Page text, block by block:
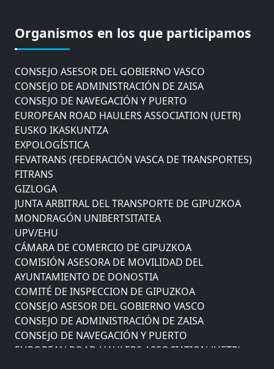
Organismos en los que participamos
COMISIÓN ASESORA DE MOVILIDAD DEL
AYUNTAMIENTO DE DONOSTIA
COMITÉ DE INSPECCION DE GIPUZKOA
CONSEJO ASESOR DEL GOBIERNO VASCO
CONSEJO DE ADMINISTRACIÓN DE ZAISA
CONSEJO DE NAVEGACIÓN Y PUERTO
EUROPEAN ROAD HAULERS ASSOCIATION (UETR)
EUSKO IKASKUNTZA
EXPOLOGÍSTICA
FEVATRANS (FEDERACIÓN VASCA DE TRANSPORTES)
FITRANS
GIZLOGA
JUNTA ARBITRAL DEL TRANSPORTE DE GIPUZKOA
MONDRAGÓN UNIBERTSITATEA
UPV/EHU
CÁMARA DE COMERCIO DE GIPUZKOA
COMISIÓN ASESORA DE MOVILIDAD DEL
AYUNTAMIENTO DE DONOSTIA
COMITÉ DE INSPECCION DE GIPUZKOA
CONSEJO ASESOR DEL GOBIERNO VASCO
CONSEJO DE ADMINISTRACIÓN DE ZAISA
CONSEJO DE NAVEGACIÓN Y PUERTO
EUROPEAN ROAD HAULERS ASSOCIATION (UETR)